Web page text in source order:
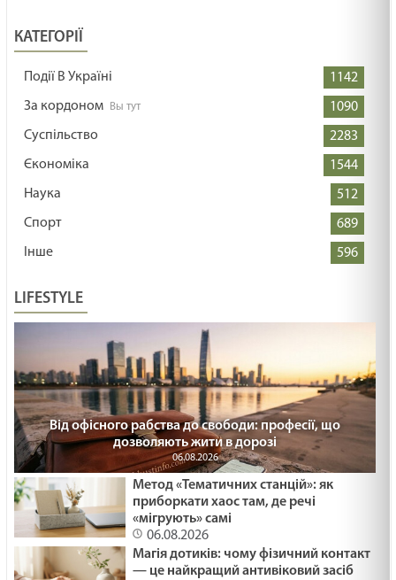
КАТЕГОРІЇ
Події В Україні
1142
За кордоном
1090
Суспільство
2283
Єкономіка
1544
Наука
512
Спорт
689
Інше
596
LIFESTYLE
Від офісного рабства до свободи: професії, що
дозволяють жити в дорозі
06.08.2026
Метод «Тематичних станцій»: як
приборкати хаос там, де речі
«мігрують» самі
06.08.2026
Магія дотиків: чому фізичний контакт
— це найкращий антивіковий засіб